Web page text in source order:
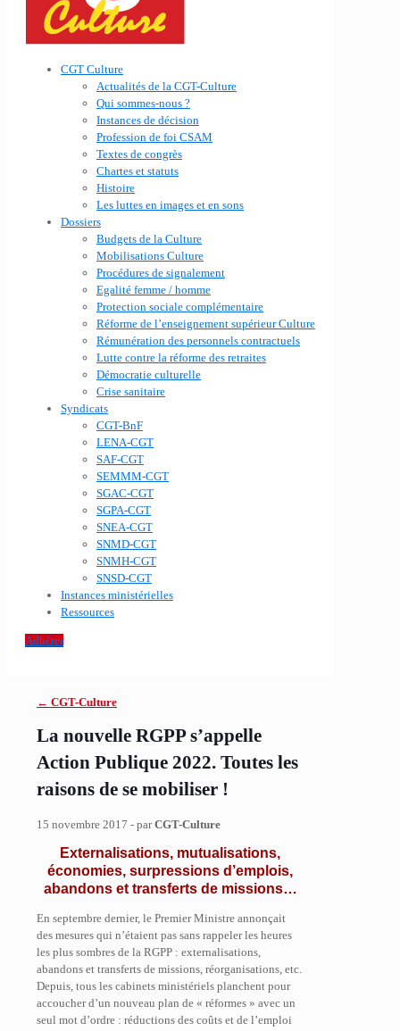
CGT Culture
Actualités de la CGT-Culture
Qui sommes-nous ?
Instances de décision
Profession de foi CSAM
Textes de congrès
Chartes et statuts
Histoire
Les luttes en images et en sons
Dossiers
Budgets de la Culture
Mobilisations Culture
Procédures de signalement
Egalité femme / homme
Protection sociale complémentaire
Réforme de l’enseignement supérieur Culture
Rémunération des personnels contractuels
Lutte contre la réforme des retraites
Démocratie culturelle
Crise sanitaire
Syndicats
CGT-BnF
LENA-CGT
SAF-CGT
SEMMM-CGT
SGAC-CGT
SGPA-CGT
SNEA-CGT
SNMD-CGT
SNMH-CGT
SNSD-CGT
Instances ministérielles
Ressources
Adhérer
← CGT-Culture
La nouvelle RGPP s’appelle
Action Publique 2022. Toutes les
raisons de se mobiliser !
15 novembre 2017 - parCGT-Culture
Externalisations, mutualisations,
économies, surpressions d’emplois,
abandons et transferts de missions…
En septembre dernier, le Premier Ministre annonçait
des mesures qui n’étaient pas sans rappeler les heures
les plus sombres de la RGPP : externalisations,
abandons et transferts de missions, réorganisations, etc.
Depuis, tous les cabinets ministériels planchent pour
accoucher d’un nouveau plan de « réformes » avec un
seul mot d’ordre : réductions des coûts et de l’emploi